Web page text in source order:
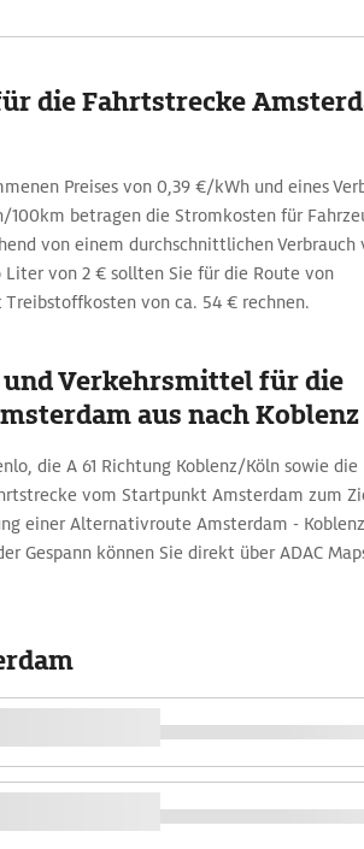
die Fahrtstrecke
Preises von 0,39 €/kWh und eines
100km betragen die Stromkosten für
von einem durchschnittlichen Verbrauch
von 2 € sollten Sie für die Route von
von ca. 54 € rechnen.
Verkehrsmittel für die
aus nach Koblenz
die A 61 Richtung Koblenz/Köln sowie die
vom Startpunkt Amsterdam zum
einer Alternativroute Amsterdam -
Gespann können Sie direkt über ADAC